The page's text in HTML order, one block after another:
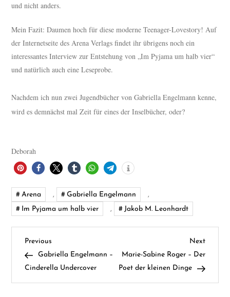
und nicht anders.
Mein Fazit: Daumen hoch für diese moderne Teenager-Lovestory! Auf
der Internetseite des Arena Verlags findet ihr übrigens noch ein
interessantes Interview zur Entstehung von „Im Pyjama um halb vier“
und natürlich auch eine Leseprobe.
Nachdem ich nun zwei Jugendbücher von Gabriella Engelmann kenne,
wird es demnächst mal Zeit für eines der Inselbücher, oder?
Deborah
Arena , Gabriella Engelmann
,
Im Pyjama um halb vier
, Jakob M. Leonhardt
B
e
Previous
Post
Previous
Gabriella Engelmann –
Cinderella Undercover
Next
Post
Next
Marie-Sabine Roger – Der
Poet der kleinen Dinge